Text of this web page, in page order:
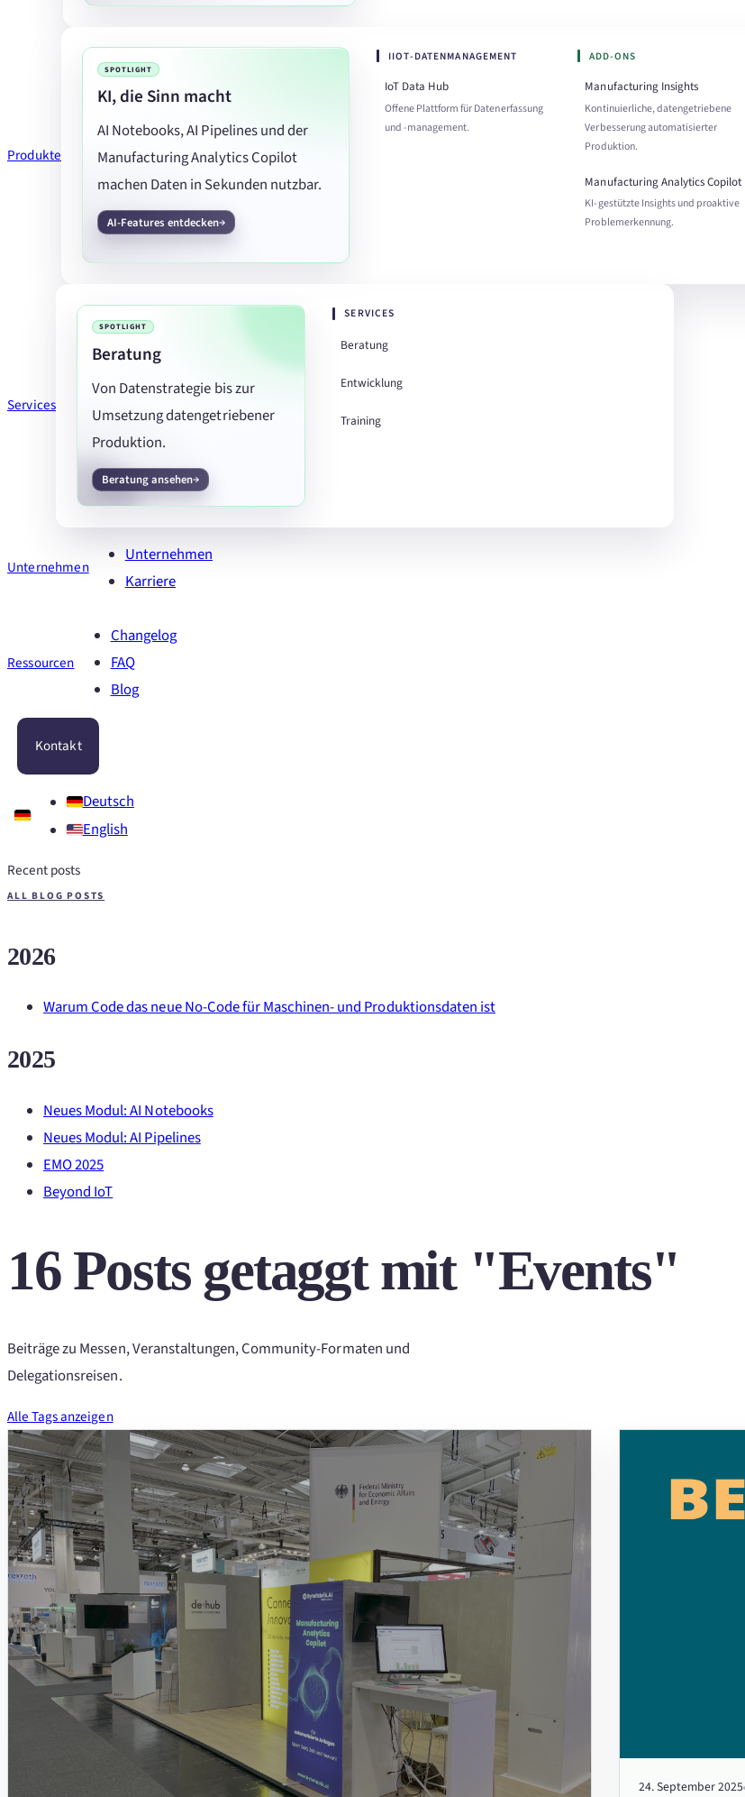
Produkte
SPOTLIGHT
KI, die Sinn macht
AI Notebooks, AI Pipelines und der
Manufacturing Analytics Copilot
machen Daten in Sekunden nutzbar.
AI-Features entdecken
IIOT-DATENMANAGEMENT
IoT Data Hub
Offene Plattform für Datenerfassung
und -management.
ADD-ONS
Manufacturing Insights
Kontinuierliche, datengetriebene
Verbesserung automatisierter
Produktion.
Manufacturing Analytics Copilot
KI-gestützte Insights und proaktive
Problemerkennung.
Services
SPOTLIGHT
Beratung
Von Datenstrategie bis zur
Umsetzung datengetriebener
Produktion.
Beratung ansehen
SERVICES
Beratung
Entwicklung
Training
Unternehmen
Unternehmen
Karriere
Ressourcen
Changelog
FAQ
Blog
Kontakt
Deutsch
English
Recent posts
ALL BLOG POSTS
2026
Warum Code das neue No-Code für Maschinen- und Produktionsdaten ist
2025
Neues Modul: AI Notebooks
Neues Modul: AI Pipelines
EMO 2025
Beyond IoT
16 Posts getaggt mit "Events"
Beiträge zu Messen, Veranstaltungen, Community-Formaten und
Delegationsreisen.
Alle Tags anzeigen
24. September 2025